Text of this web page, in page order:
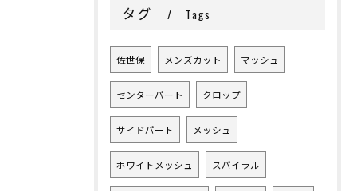
タグ Tags
佐世保 メンズカット マッシュ
センターパート クロップ
サイドパート メッシュ
ホワイトメッシュ スパイラル